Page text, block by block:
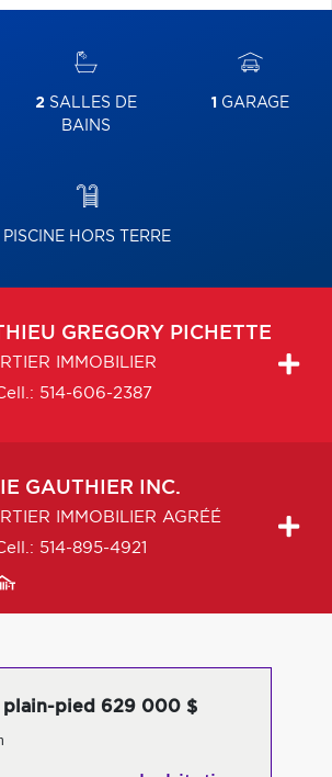
2 SALLES DE
BAINS
1 GARAGE
PISCINE HORS TERRE
GREGORY PICHETTE
IMMOBILIER
514-606-2387
GAUTHIER INC.
IMMOBILIER AGRÉÉ
514-895-4921
plain-pied 629 000 $